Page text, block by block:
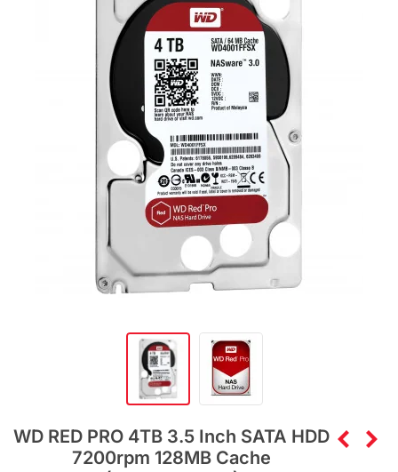
WD RED PRO 4TB 3.5 Inch SATA HDD
7200rpm 128MB Cache